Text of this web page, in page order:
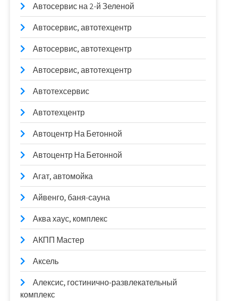
Автосервис на 2-й Зеленой
Автосервис, автотехцентр
Автосервис, автотехцентр
Автосервис, автотехцентр
Автотехсервис
Автотехцентр
Автоцентр На Бетонной
Автоцентр На Бетонной
Агат, автомойка
Айвенго, баня-сауна
Аква хаус, комплекс
АКПП Мастер
Аксель
Алексис, гостинично-развлекательный
комплекс